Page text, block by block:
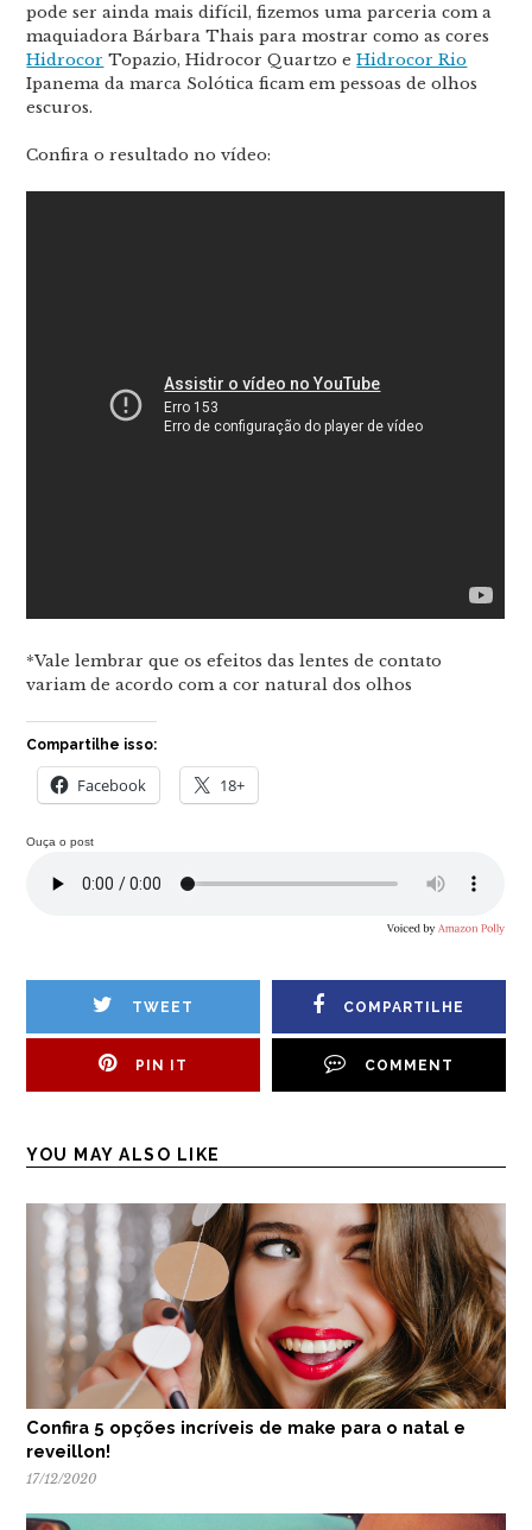
pode ser ainda mais difícil, fizemos uma parceria com a
maquiadora Bárbara Thais para mostrar como as cores
Hidrocor Topazio, Hidrocor Quartzo eHidrocor Rio
Ipanema da marca Solótica ficam em pessoas de olhos
escuros.
Confira o resultado no vídeo:
*Vale lembrar que os efeitos das lentes de contato
variam de acordo com a cor natural dos olhos
Compartilhe isso:
Facebook 18+
Ouça o post
TWEET COMPARTILHE
PIN IT COMMENT
YOU MAY ALSO LIKE
Confira 5 opções incríveis de make para o natal e
reveillon!
17/12/2020